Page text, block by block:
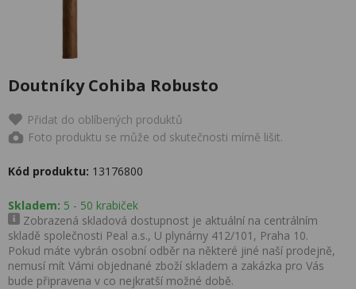
Doutníky Cohiba Robusto
Přidat do oblíbených produktů
Foto produktu se může od skutečnosti mírně lišit.
Kód produktu: 13176800
Skladem: 5 - 50 krabiček
Zobrazená skladová dostupnost je aktuální na centrálním
skladě společnosti Peal a.s., U plynárny 412/101, Praha 10.
Pokud máte vybrán osobní odběr na některé jiné naší prodejně,
nemusí mít Vámi objednané zboží skladem a zakázka pro Vás
bude připravena v co nejkratší možné době.